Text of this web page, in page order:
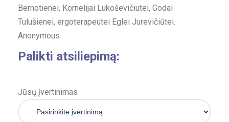
Bernotienei, Kornelijai Lukoševičiutei, Godai
Tulušienei, ergoterapeutei Eglei Jurevičiūtei.
Anonymous
Palikti atsiliepimą:
Jūsų įvertinimas